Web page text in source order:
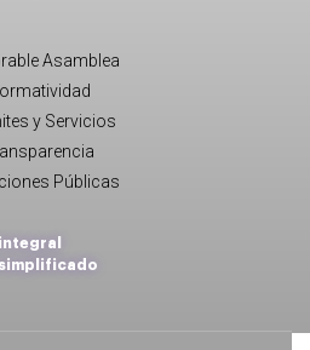
Asamblea
y Servicios
Públicas